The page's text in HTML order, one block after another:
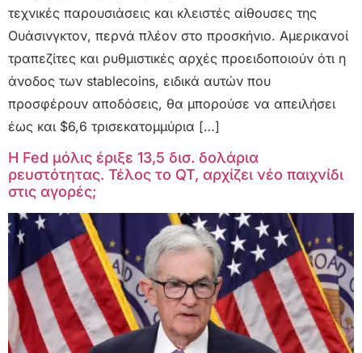
τεχνικές παρουσιάσεις και κλειστές αίθουσες της
Ουάσινγκτον, περνά πλέον στο προσκήνιο. Αμερικανοί
τραπεζίτες και ρυθμιστικές αρχές προειδοποιούν ότι η
άνοδος των stablecoins, ειδικά αυτών που
προσφέρουν αποδόσεις, θα μπορούσε να απειλήσει
έως και $6,6 τρισεκατομμύρια […]
Η Fed μόλις έριξε 13,5 δισ. δολάρια
ρευστότητας. Τέλος το QT, αρχίζει νέο παιχνίδι
στις αγορές;